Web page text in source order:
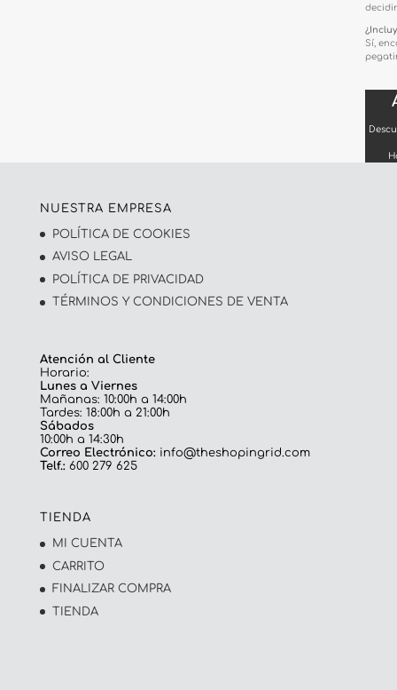
Sí,
NUESTRA EMPRESA
POLÍTICA DE COOKIES
AVISO LEGAL
POLÍTICA DE PRIVACIDAD
TÉRMINOS Y CONDICIONES DE VENTA
Atención al Cliente
Horario:
Lunes a Viernes
Mañanas: 10:00h a 14:00h
Tardes: 18:00h a 21:00h
Sábados
10:00h a 14:30h
Correo Electrónico:info@theshopingrid.com
Telf.:600 279 625
TIENDA
MI CUENTA
CARRITO
FINALIZAR COMPRA
TIENDA